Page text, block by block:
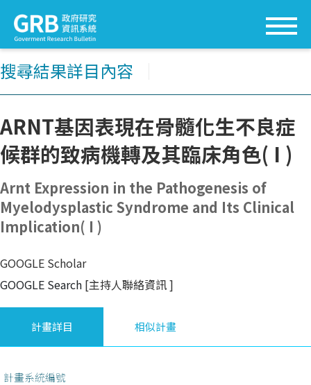
搜尋結果詳目內容
ARNT基因表現在骨髓化生不良症
候群的致病機轉及其臨床角色( I )
Arnt Expression in the Pathogenesis of
Myelodysplastic Syndrome and Its Clinical
Implication( I )
GOOGLE Scholar
GOOGLE Search [主持人聯絡資訊]
計畫詳目 相似計畫
計畫系統編號